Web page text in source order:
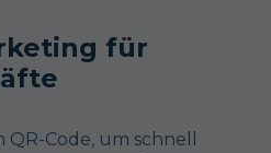
für
Code, um schnell